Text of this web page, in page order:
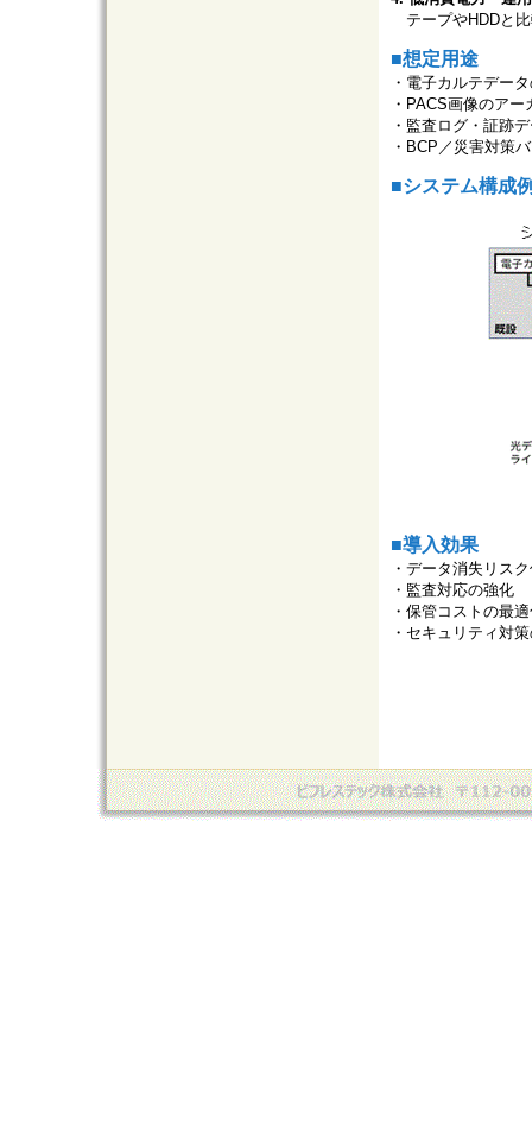
テープやHDDと
■想定用途
・電子カルテデー
・PACS画像のアー
・監査ログ・証跡
・BCP／災害対策
■システム構成
■導入効果
・データ消失リス
・監査対応の強化
・保管コストの最
・セキュリティ対